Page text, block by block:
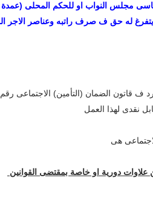
مجلس النواب او للحكم المحلى (عمدة
له حق ف صرف راتبه وعناصر الاجر
نقدى لهذا العمل
هى
دورية او خاصة بمقتضى القوانين